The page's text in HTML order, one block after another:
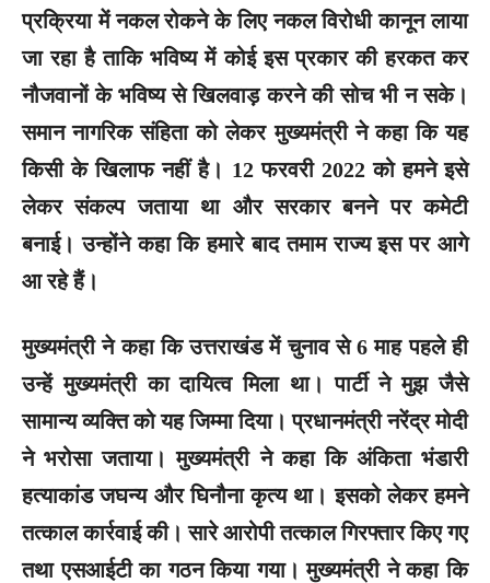
प्रक्रिया में नकल रोकने के लिए नकल विरोधी कानून लाया
जा रहा है ताकि भविष्य में कोई इस प्रकार की हरकत कर
नौजवानों के भविष्य से खिलवाड़ करने की सोच भी न सके।
समान नागरिक संहिता को लेकर मुख्यमंत्री ने कहा कि यह
किसी के खिलाफ नहीं है। 12 फरवरी 2022 को हमने इसे
लेकर संकल्प जताया था और सरकार बनने पर कमेटी
बनाई। उन्होंने कहा कि हमारे बाद तमाम राज्य इस पर आगे
आ रहे हैं।
मुख्यमंत्री ने कहा कि उत्तराखंड में चुनाव से 6 माह पहले ही
उन्हें मुख्यमंत्री का दायित्व मिला था। पार्टी ने मुझ जैसे
सामान्य व्यक्ति को यह जिम्मा दिया। प्रधानमंत्री नरेंद्र मोदी
ने भरोसा जताया। मुख्यमंत्री ने कहा कि अंकिता भंडारी
हत्याकांड जघन्य और घिनौना कृत्य था। इसको लेकर हमने
तत्काल कार्रवाई की। सारे आरोपी तत्काल गिरफ्तार किए गए
तथा एसआईटी का गठन किया गया। मुख्यमंत्री ने कहा कि